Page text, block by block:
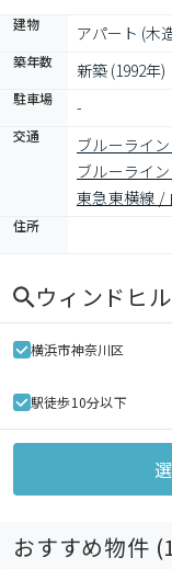
建物 アパート (木
築年数 新築 (1992年)
駐車場 -
交通 ブルーライ
ブルーライ
東急東横線 /
住所
ウィンドヒ
横浜市神奈川区
駅徒歩10分以下
おすすめ物件 (